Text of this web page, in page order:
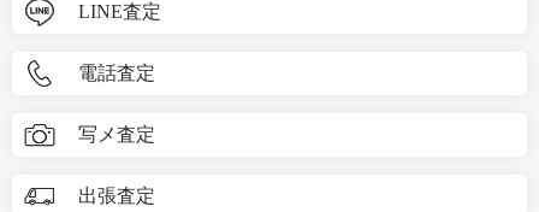
LINE査定
電話査定
写メ査定
出張査定